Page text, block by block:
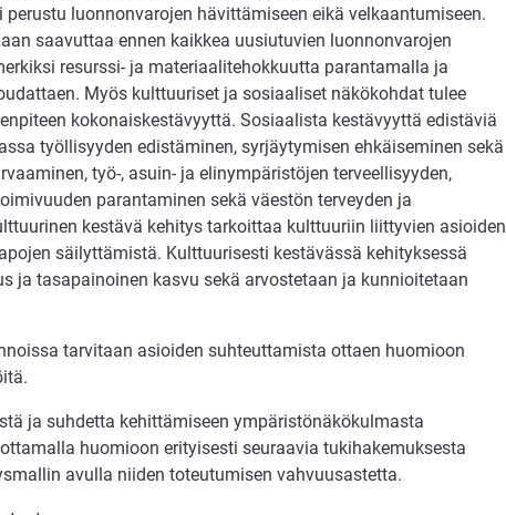
luonnonvarojen hävittämiseen eikä velkaantumiseen.
saavuttaa ennen kaikkea uusiutuvien luonnonvarojen
resurssi- ja materiaalitehokkuutta parantamalla ja
Myös kulttuuriset ja sosiaaliset näkökohdat tulee
kokonaiskestävyyttä. Sosiaalista kestävyyttä edistäviä
työllisyyden edistäminen, syrjäytymisen ehkäiseminen sekä
työ-, asuin- ja elinympäristöjen terveellisyyden,
parantaminen sekä väestön terveyden ja
kestävä kehitys tarkoittaa kulttuuriin liittyvien asioiden
säilyttämistä. Kulttuurisesti kestävässä kehityksessä
ja tasapainoinen kasvu sekä arvostetaan ja kunnioitetaan
tarvitaan asioiden suhteuttamista ottaen huomioon
ja suhdetta kehittämiseen ympäristönäkökulmasta
huomioon erityisesti seuraavia tukihakemuksesta
avulla niiden toteutumisen vahvuusastetta.